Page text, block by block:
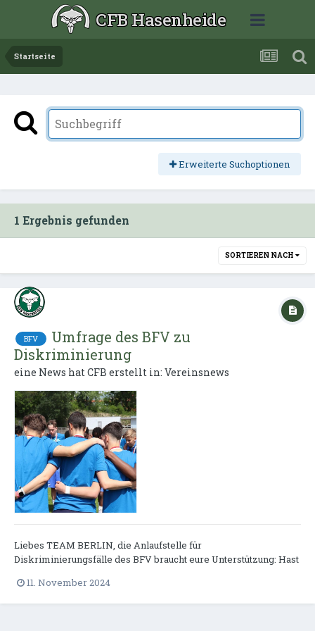
CFB Hasenheide
Startseite
Erweiterte Suchoptionen
1 Ergebnis gefunden
SORTIEREN NACH
BFV
Umfrage des BFV zu
Diskriminierung
eine News hatCFB erstellt in: Vereinsnews
Liebes TEAM BERLIN, die Anlaufstelle für
Diskriminierungsfälle des BFV braucht eure Unterstützung: Hast
erlebt oder beobachtet? Dann mach bei unserer Umfrage mit
und hilf uns dabei, ein umfassendes Bild von den Erfahrungen,
11. November 2024